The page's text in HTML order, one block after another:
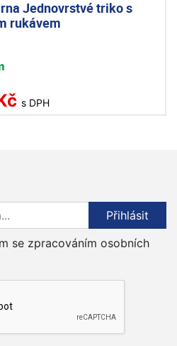
Jednovrstvé triko s
rukávem
s DPH
Přihlásit
se zpracováním osobních